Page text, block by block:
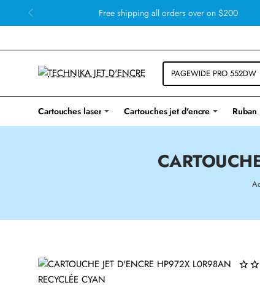
Free shipping all orders over on $200
Cartouches laser Cartouches jet d'encre Ruban